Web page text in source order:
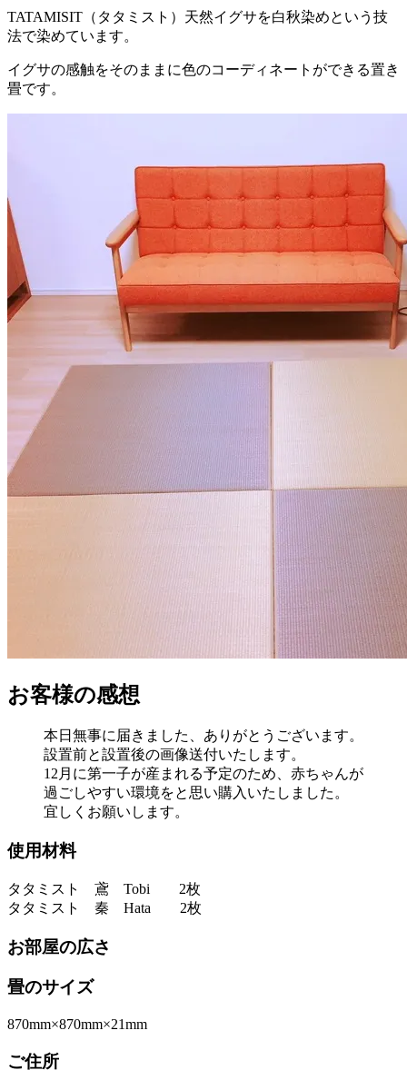
TATAMISIT（タタミスト）天然イグサを白秋染めという技
法で染めています。
イグサの感触をそのままに色のコーディネートができる置き
畳です。
お客様の感想
本日無事に届きました、ありがとうございます。
設置前と設置後の画像送付いたします。
12月に第一子が産まれる予定のため、赤ちゃんが
過ごしやすい環境をと思い購入いたしました。
宜しくお願いします。
使用材料
タタミスト 鳶 Tobi 2枚
タタミスト 秦 Hata 2枚
お部屋の広さ
畳のサイズ
870mm×870mm×21mm
ご住所